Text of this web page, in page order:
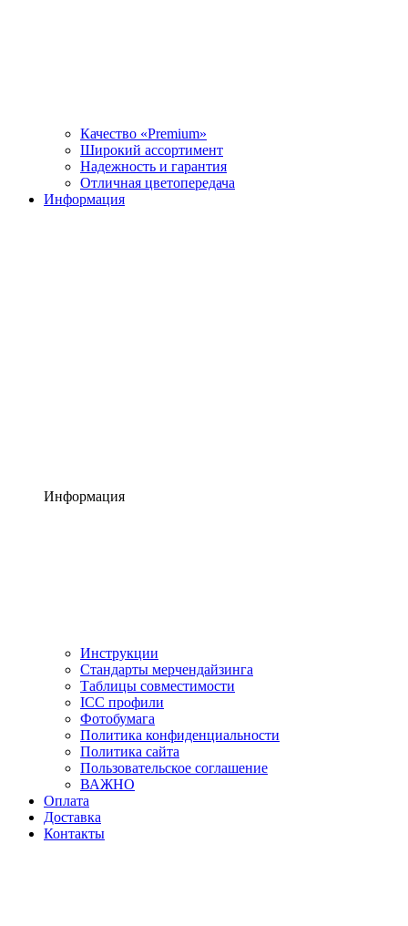
Качество «Premium»
Широкий ассортимент
Надежность и гарантия
Отличная цветопередача
Информация
Информация
Инструкции
Стандарты мерчендайзинга
Таблицы совместимости
ICC профили
Фотобумага
Политика конфиденциальности
Политика сайта
Пользовательское соглашение
ВАЖНО
Оплата
Доставка
Контакты